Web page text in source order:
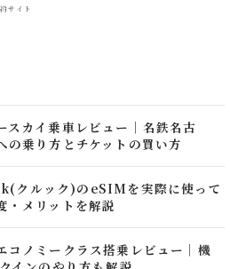
サイト
スカイ乗車レビュー｜名鉄名古
の乗り方とチケットの買い方
クルック)のeSIMを実際に使って
・メリットを解説
コノミークラス搭乗レビュー｜機